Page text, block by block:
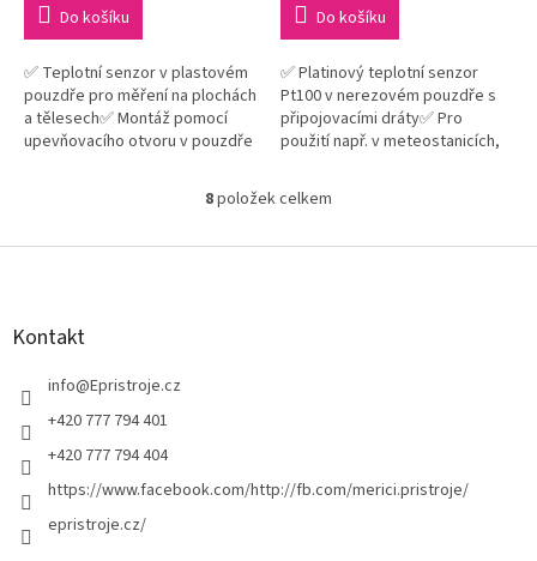
Do košíku
✅ Teplotní senzor v plastovém
pouzdře pro měření na plochách
a tělesech✅ Montáž pomocí
upevňovacího otvoru v pouzdře
Do košíku
✅ Platinový teplotní senzor
Pt100 v nerezovém pouzdře s
připojovacími dráty✅ Pro
použití např. v meteostanicích,
automobilech a průmyslu✅...
O
l
y
v
8položek celkem
Z
Kontakt
info@Epristroje.cz
+420 777 794 401
+420 777 794 404
https://www.facebook.com/http://fb.com/merici.pristroje/
epristroje.cz/